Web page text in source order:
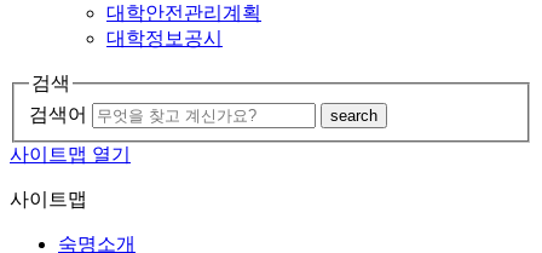
대학안전관리계획
대학정보공시
검색
검색어
search
사이트맵 열기
사이트맵
숙명소개